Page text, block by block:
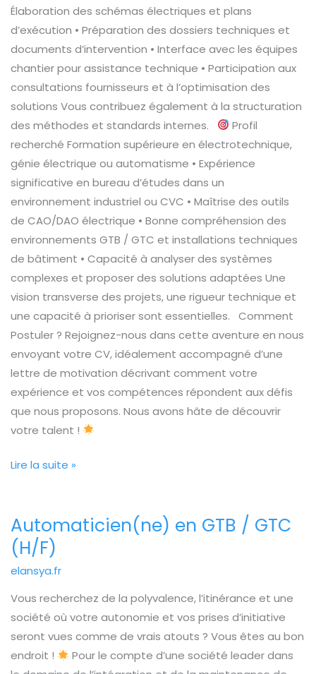
Élaboration des schémas électriques et plans
d’exécution • Préparation des dossiers techniques et
documents d’intervention • Interface avec les équipes
chantier pour assistance technique • Participation aux
consultations fournisseurs et à l’optimisation des
solutions Vous contribuez également à la structuration
des méthodes et standards internes.
Profil
recherché Formation supérieure en électrotechnique,
génie électrique ou automatisme • Expérience
significative en bureau d’études dans un
environnement industriel ou CVC • Maîtrise des outils
de CAO/DAO électrique • Bonne compréhension des
environnements GTB / GTC et installations techniques
de bâtiment • Capacité à analyser des systèmes
complexes et proposer des solutions adaptées Une
vision transverse des projets, une rigueur technique et
une capacité à prioriser sont essentielles. Comment
Postuler ? Rejoignez-nous dans cette aventure en nous
envoyant votre CV, idéalement accompagné d’une
lettre de motivation décrivant comment votre
expérience et vos compétences répondent aux défis
que nous proposons. Nous avons hâte de découvrir
votre talent !
Lire la suite »
Automaticien(ne) en GTB / GTC
(H/F)
elansya.fr
Vous recherchez de la polyvalence, l’itinérance et une
société où votre autonomie et vos prises d’initiative
seront vues comme de vrais atouts ? Vous êtes au bon
endroit !
Pour le compte d’une société leader dans
Automaticien(ne)
en
GTB
GTC
(H/F)